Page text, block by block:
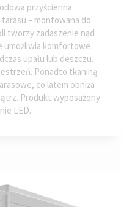
przyścienna
– montowana do
tworzy zadaszenie nad
umożliwia komfortowe
upału lub deszczu.
Ponadto tkaniną
co latem obniża
Produkt wyposażony
LED.